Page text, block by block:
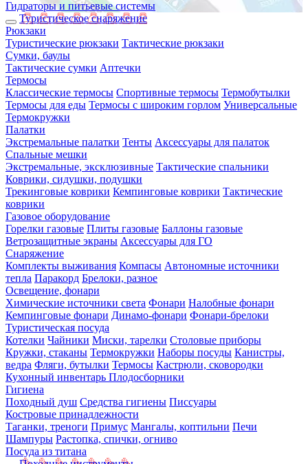
Гидраторы и питьевые системы
Туристическое снаряжение
Рюкзаки
Туристические рюкзаки Тактические рюкзаки
Сумки, баулы
Тактические сумки Аптечки
Термосы
Классические термосы Спортивные термосы Термобутылки
Термосы для еды Термосы с широким горлом Универсальные
Термокружки
Палатки
Экстремальные палатки Тенты Аксессуары для палаток
Спальные мешки
Экстремальные, эксклюзивные Тактические спальники
Коврики, сидушки, подушки
Трекинговые коврики Кемпинговые коврики Тактические
коврики
Газовое оборудование
Горелки газовые Плиты газовые Баллоны газовые
Ветрозащитные экраны Аксессуары для ГО
Снаряжение
Комплекты выживания Компасы Автономные источники
тепла Паракорд Брелоки, разное
Освещение, фонари
Химические источники света Фонари Налобные фонари
Кемпинговые фонари Динамо-фонари Фонари-брелоки
Туристическая посуда
Котелки Чайники Миски, тарелки Столовые приборы
Кружки, стаканы Термокружки Наборы посуды Канистры,
ведра Фляги, бутылки Термосы Кастрюли, сковородки
Кухонный инвентарь Плодосборники
Гигиена
Походный душ Средства гигиены Писсуары
Костровые принадлежности
Таганки, треноги Примус Мангалы, коптильни Печи
Шампуры Растопка, спички, огниво
Посуда из титана